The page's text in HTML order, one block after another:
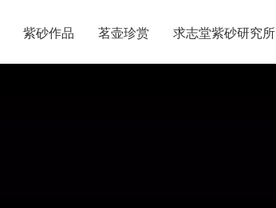
紫砂作品 茗壶珍赏 求志堂紫砂研究所